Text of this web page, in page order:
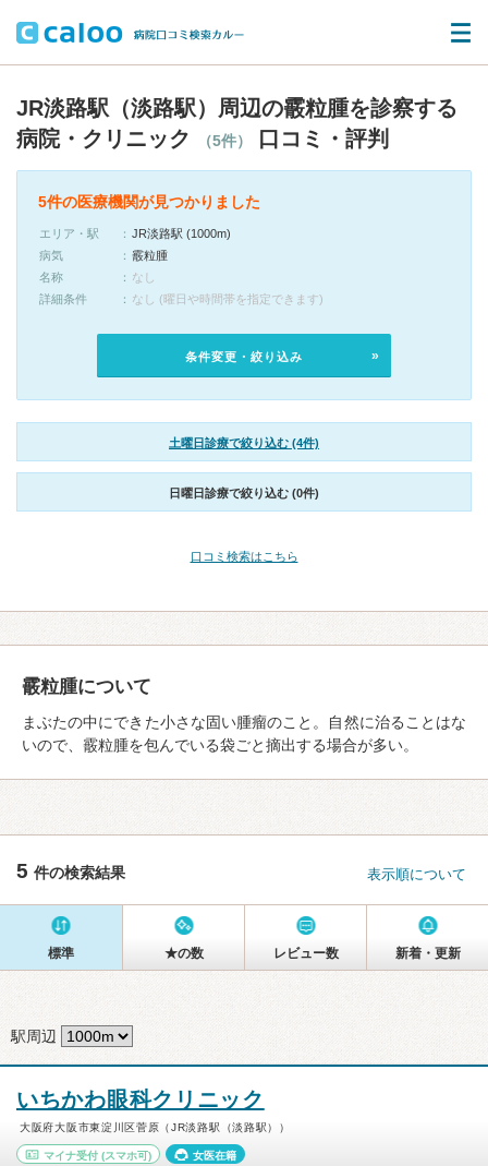
JR淡路駅（淡路駅）周辺の霰粒腫を診察する
病院・クリニック
（5件） 口コミ・評判
5件の医療機関が見つかりました
エリア・駅
JR淡路駅 (1000m)
病気
霰粒腫
名称
なし
詳細条件
なし (曜日や時間帯を指定できます)
条件変更・絞り込み
土曜日診療で絞り込む (4件)
日曜日診療で絞り込む (0件)
口コミ検索はこちら
霰粒腫について
まぶたの中にできた小さな固い腫瘤のこと。自然に治ることはな
いので、霰粒腫を包んでいる袋ごと摘出する場合が多い。
5 件の検索結果 表示順について
標準 ★の数 レビュー数 新着・更新
駅周辺
いちかわ眼科クリニック
大阪府大阪市東淀川区菅原（JR淡路駅（淡路駅））
マイナ受付 (スマホ可) 女医在籍